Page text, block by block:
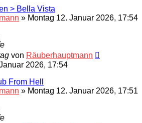
> Bella Vista
» Montag 12. Januar 2026, 17:54
von Räuberhauptmann
2026, 17:54
From Hell
» Montag 12. Januar 2026, 17:51